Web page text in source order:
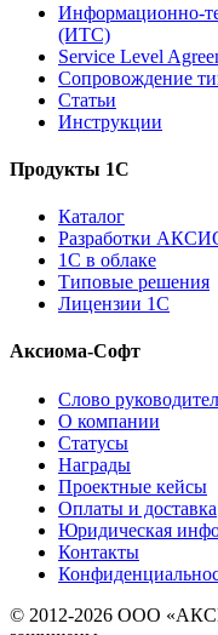
Информационно-
(ИТС)
Service Level
Сопровождение
Статьи
Инструкции
Продукты 1С
Каталог
Разработки
1С в облаке
Типовые решения
Лицензии 1С
Аксиома-Софт
Слово
О компании
Статусы
Награды
Проектные кейсы
Оплаты и доставка
Юридическая
Контакты
© 2012-2026 ООО